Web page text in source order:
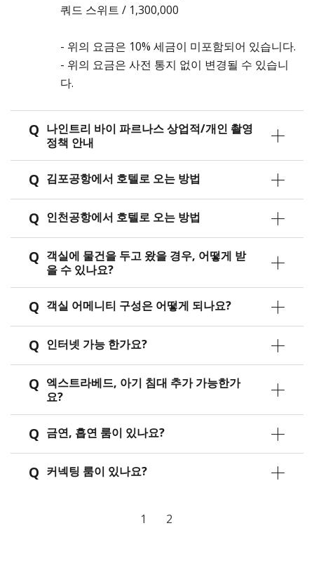
쿼드 스위트 / 1,300,000
- 위의 요금은 10% 세금이 미포함되어 있습니다.
- 위의 요금은 사전 통지 없이 변경될 수 있습니
다.
Q 나인트리 바이 파르나스 상업적/개인 촬영
정책 안내
Q 김포공항에서 호텔로 오는 방법
Q 인천공항에서 호텔로 오는 방법
Q 객실에 물건을 두고 왔을 경우, 어떻게 받
을 수 있나요?
Q 객실 어메니티 구성은 어떻게 되나요?
Q 인터넷 가능 한가요?
Q 엑스트라베드, 아기 침대 추가 가능한가
요?
Q 금연, 흡연 룸이 있나요?
Q 커넥팅 룸이 있나요?
1 2